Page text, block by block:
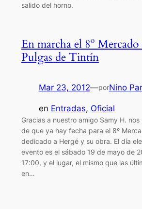
salido del horno.
En marcha el 8º Mercado
Pulgas de Tintín
Mar 23, 2012—porNino
en Entradas, Oficial
Gracias a nuestro amigo Samy H.
de que ya hay fecha para el 8º
dedicado a Hergé y su obra. El día
evento es el sábado 19 de mayo de
17:00, y el lugar, el mismo que las
en…